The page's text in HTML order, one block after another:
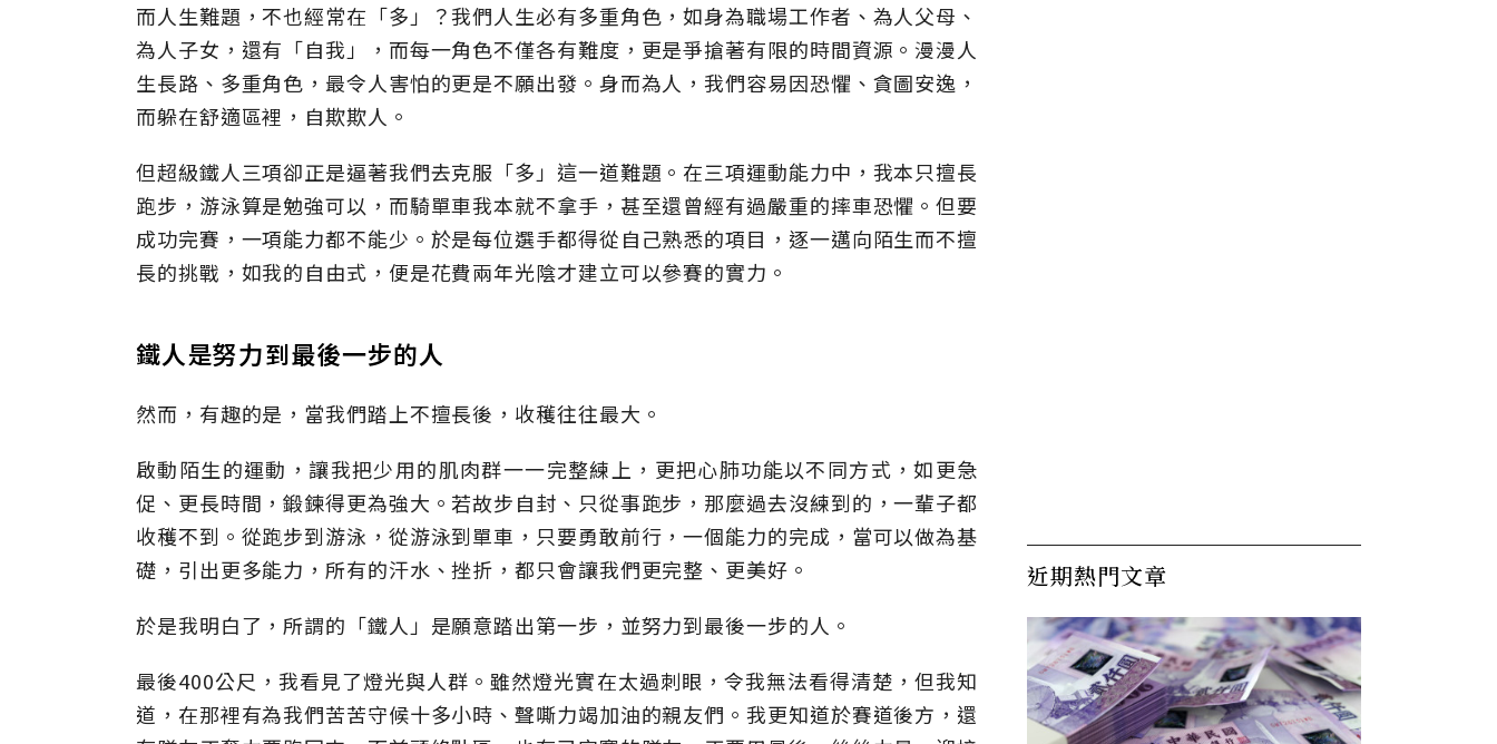
而人生難題，不也經常在「多」？我們人生必有多重角色，如身為職場工作者、為人父母、
為人子女，還有「自我」，而每一角色不僅各有難度，更是爭搶著有限的時間資源。漫漫人
生長路、多重角色，最令人害怕的更是不願出發。身而為人，我們容易因恐懼、貪圖安逸，
而躲在舒適區裡，自欺欺人。
但超級鐵人三項卻正是逼著我們去克服「多」這一道難題。在三項運動能力中，我本只擅長
跑步，游泳算是勉強可以，而騎單車我本就不拿手，甚至還曾經有過嚴重的摔車恐懼。但要
成功完賽，一項能力都不能少。於是每位選手都得從自己熟悉的項目，逐一邁向陌生而不擅
長的挑戰，如我的自由式，便是花費兩年光陰才建立可以參賽的實力。
鐵人是努力到最後一步的人
然而，有趣的是，當我們踏上不擅長後，收穫往往最大。
啟動陌生的運動，讓我把少用的肌肉群一一完整練上，更把心肺功能以不同方式，如更急
促、更長時間，鍛鍊得更為強大。若故步自封、只從事跑步，那麼過去沒練到的，一輩子都
收穫不到。從跑步到游泳，從游泳到單車，只要勇敢前行，一個能力的完成，當可以做為基
礎，引出更多能力，所有的汗水、挫折，都只會讓我們更完整、更美好。
於是我明白了，所謂的「鐵人」是願意踏出第一步，並努力到最後一步的人。
最後400公尺，我看見了燈光與人群。雖然燈光實在太過刺眼，令我無法看得清楚，但我知
道，在那裡有為我們苦苦守候十多小時、聲嘶力竭加油的親友們。我更知道於賽道後方，還
近期熱門文章